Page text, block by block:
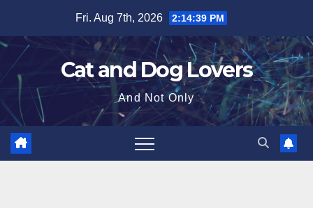
content
Fri. Aug 7th, 2026 2:14:40 PM
Cat and Dog Lovers
And Not Only